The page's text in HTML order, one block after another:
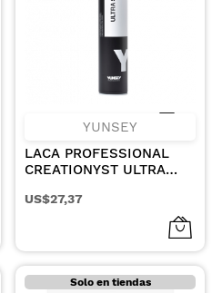
YUNSEY
LACA PROFESSIONAL
CREATIONYST ULTRA
US$27,37
Solo en tiendas